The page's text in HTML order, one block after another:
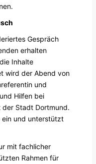
Gespräch
erhalten
Inhalte
wird der Abend von
und
Hilfen bei
der Stadt Dortmund.
und unterstützt
mit fachlicher
Rahmen für